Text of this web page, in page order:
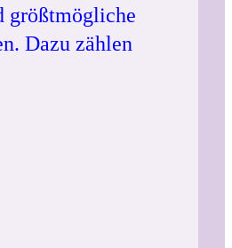
größtmögliche
Dazu zählen